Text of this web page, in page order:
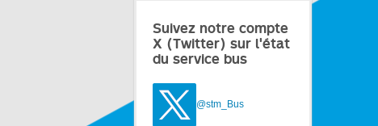
Suivez notre compte
X (Twitter) sur l'état
du service bus
@stm_Bus